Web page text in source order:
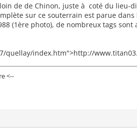
de de Chinon, juste à coté du lieu-
sur ce souterrain est parue
(1ère photo), de nombreux tags
index.htm">http://
<--